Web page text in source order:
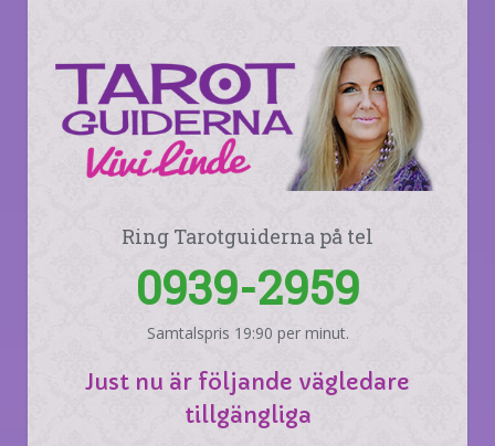
Ring Tarotguiderna på tel
0939-2959
Samtalspris 19:90 per minut.
Just nu är följande vägledare
tillgängliga